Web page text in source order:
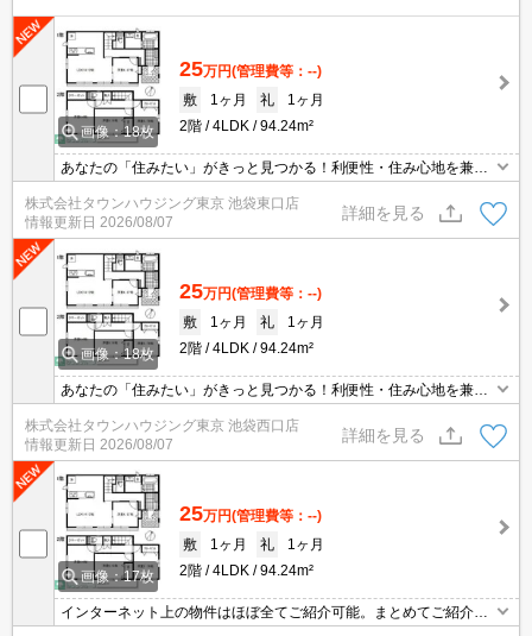
画像：18枚
25万円(管理費等：--)
敷
1ヶ月 礼
1ヶ月
2階
4LDK 94.24m²
あなたの「住みたい」がきっと見つかる！利便性・住み心地を兼ね
揃えた賃貸物件！お気軽にご相談ください。お部屋探しはタウンハ
ウジングへお任せください！
株式会社タウンハウジング東京 池袋東口店
情報更新日 2026/08/07
詳細を見る
画像：18枚
25万円(管理費等：--)
敷
1ヶ月 礼
1ヶ月
2階
4LDK 94.24m²
あなたの「住みたい」がきっと見つかる！利便性・住み心地を兼ね
揃えた賃貸物件！お気軽にご相談ください。お部屋探しはタウンハ
ウジングへお任せください！
株式会社タウンハウジング東京 池袋西口店
情報更新日 2026/08/07
詳細を見る
画像：17枚
25万円(管理費等：--)
敷
1ヶ月 礼
1ヶ月
2階
4LDK 94.24m²
インターネット上の物件はほぼ全てご紹介可能。まとめてご紹介致
します。お気軽にお問合せください。お部屋探しは情報量地域ナン